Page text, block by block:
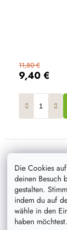
Die Cookies
deinen Besuch
gestalten.
indem du auf
wähle in den
haben
9,40 €
11,80 €
Aktion